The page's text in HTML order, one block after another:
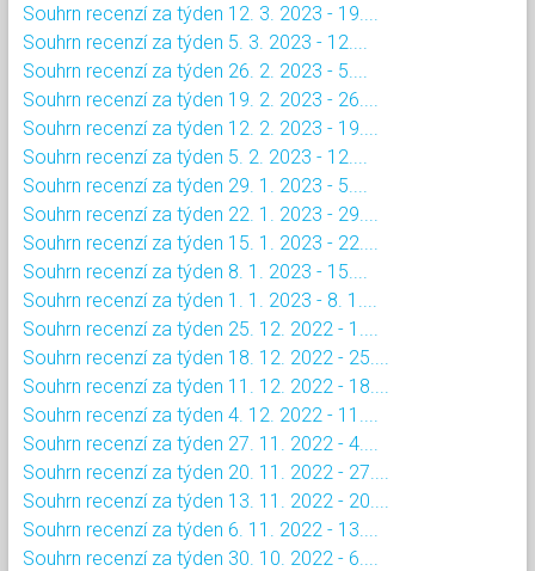
Souhrn recenzí za týden 12. 3. 2023 - 19....
Souhrn recenzí za týden 5. 3. 2023 - 12....
Souhrn recenzí za týden 26. 2. 2023 - 5....
Souhrn recenzí za týden 19. 2. 2023 - 26....
Souhrn recenzí za týden 12. 2. 2023 - 19....
Souhrn recenzí za týden 5. 2. 2023 - 12....
Souhrn recenzí za týden 29. 1. 2023 - 5....
Souhrn recenzí za týden 22. 1. 2023 - 29....
Souhrn recenzí za týden 15. 1. 2023 - 22....
Souhrn recenzí za týden 8. 1. 2023 - 15....
Souhrn recenzí za týden 1. 1. 2023 - 8. 1....
Souhrn recenzí za týden 25. 12. 2022 - 1....
Souhrn recenzí za týden 18. 12. 2022 - 25....
Souhrn recenzí za týden 11. 12. 2022 - 18....
Souhrn recenzí za týden 4. 12. 2022 - 11....
Souhrn recenzí za týden 27. 11. 2022 - 4....
Souhrn recenzí za týden 20. 11. 2022 - 27....
Souhrn recenzí za týden 13. 11. 2022 - 20....
Souhrn recenzí za týden 6. 11. 2022 - 13....
Souhrn recenzí za týden 30. 10. 2022 - 6....